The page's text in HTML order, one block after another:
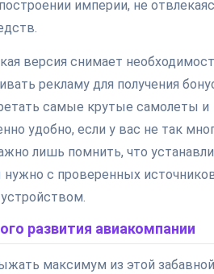
империи, не
версия снимает
рекламу для получения
самые крутые самолеты и
удобно, если у вас не так
лишь помнить, что
с проверенных
развития авиакомпании
максимум из этой забавной